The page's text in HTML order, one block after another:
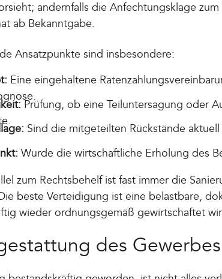
andernfalls die Anfechtungsklage
ab Bekanntgabe.
Ansatzpunkte sind insbesondere:
Eine eingehaltene
Prüfung, ob eine Teiluntersagung oder
Sind die mitgeteilten Rückstände
Wurde die wirtschaftliche Erholung des
zum Rechtsbehelf ist fast immer die
beste Verteidigung ist eine belastbare,
wieder ordnungsgemäß gewirtschaftet
des Gewerbes